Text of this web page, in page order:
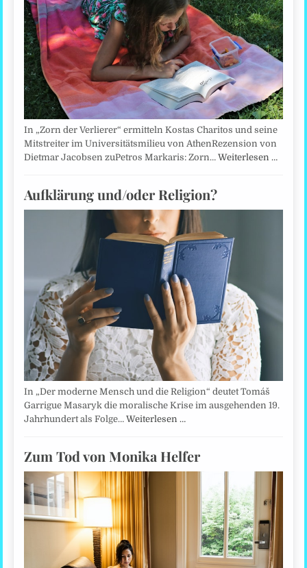
In „Zorn der Verlierer“ ermitteln Kostas Charitos und seine
Mitstreiter im Universitätsmilieu von AthenRezension von
Dietmar Jacobsen zuPetros Markaris: Zorn…Weiterlesen …
Aufklärung und/oder Religion?
In „Der moderne Mensch und die Religion“ deutet Tomáš
Garrigue Masaryk die moralische Krise im ausgehenden 19.
Jahrhundert als Folge…Weiterlesen …
Zum Tod von Monika Helfer